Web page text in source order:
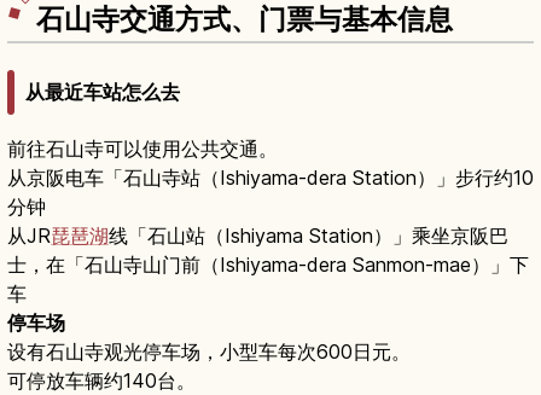
石山寺交通方式、门票与基本信息
从最近车站怎么去
前往石山寺可以使用公共交通。
从京阪电车「石山寺站（Ishiyama-dera Station）」步行约10
分钟
从JR琵琶湖线「石山站（Ishiyama Station）」乘坐京阪巴
士，在「石山寺山门前（Ishiyama-dera Sanmon-mae）」下
车
停车场
设有石山寺观光停车场，小型车每次600日元。
可停放车辆约140台。